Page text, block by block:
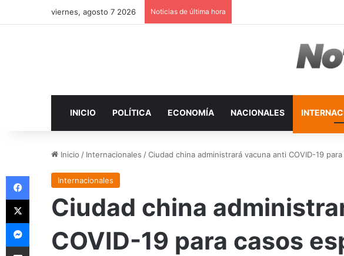
viernes, agosto 7 2026 Noticias de última hora
INICIO POLÍTICA ECONOMÍA NACIONALES
Inicio / Internacionales /Ciudad china administrará vacuna anti COVID-19
Internacionales
Ciudad china
COVID-19 para casos
Facebook
X
Messenger
Compartir por correo electrónico